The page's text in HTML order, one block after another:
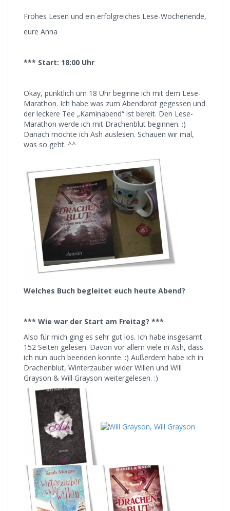
Frohes Lesen und ein erfolgreiches Lese-Wochenende,
eure Anna
*** Start: 18:00 Uhr
Okay, pünktlich um 18 Uhr beginne ich mit dem Lese-
Marathon. Ich habe was zum Abendbrot gegessen und
der leckere Tee „Kaminabend“ ist bereit. Den Lese-
Marathon werde ich mit Drachenblut beginnen. :)
Danach möchte ich Ash auslesen. Schauen wir mal,
was so geht. ^^
Welches Buch begleitet euch heute Abend?
*** Wie war der Start am Freitag? ***
Also für mich ging es sehr gut los. Ich habe insgesamt
152 Seiten gelesen. Davon vor allem viele in Ash, dass
ich nun auch beenden konnte. :) Außerdem habe ich in
Drachenblut, Winterzauber wider Willen und Will
Grayson & Will Grayson weitergelesen. :)